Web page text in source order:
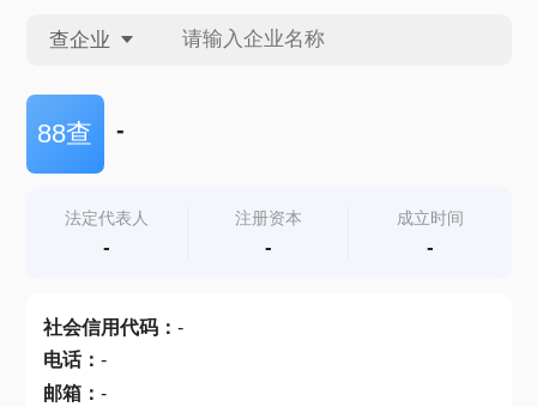
查企业
查企业
查产地
88查 -
法定代表人
-
注册资本
-
成立时间
-
社会信用代码： -
电话： -
邮箱： -